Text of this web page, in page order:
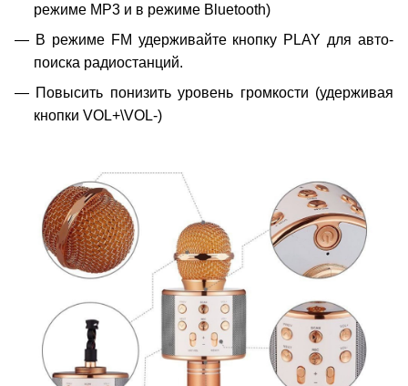
режиме MP3 и в режиме Bluetooth)
В режиме FM удерживайте кнопку PLAY для авто-
поиска радиостанций.
Повысить понизить уровень громкости (удерживая
кнопки VOL+\VOL-)